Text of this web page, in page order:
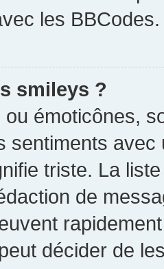
les BBCodes.
smileys ?
émoticônes,
sentiments
triste. La
de
décider de